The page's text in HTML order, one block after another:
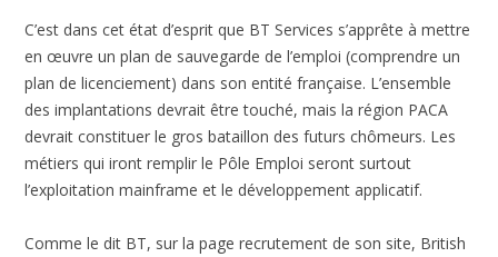
C’est dans cet état d’esprit que BT Services s’apprête à mettre
en œuvre un plan de sauvegarde de l’emploi (comprendre un
plan de licenciement) dans son entité française. L’ensemble
des implantations devrait être touché, mais la région PACA
devrait constituer le gros bataillon des futurs chômeurs. Les
métiers qui iront remplir le Pôle Emploi seront surtout
l’exploitation mainframe et le développement applicatif.
Comme le dit BT, sur la page recrutement de son site, British